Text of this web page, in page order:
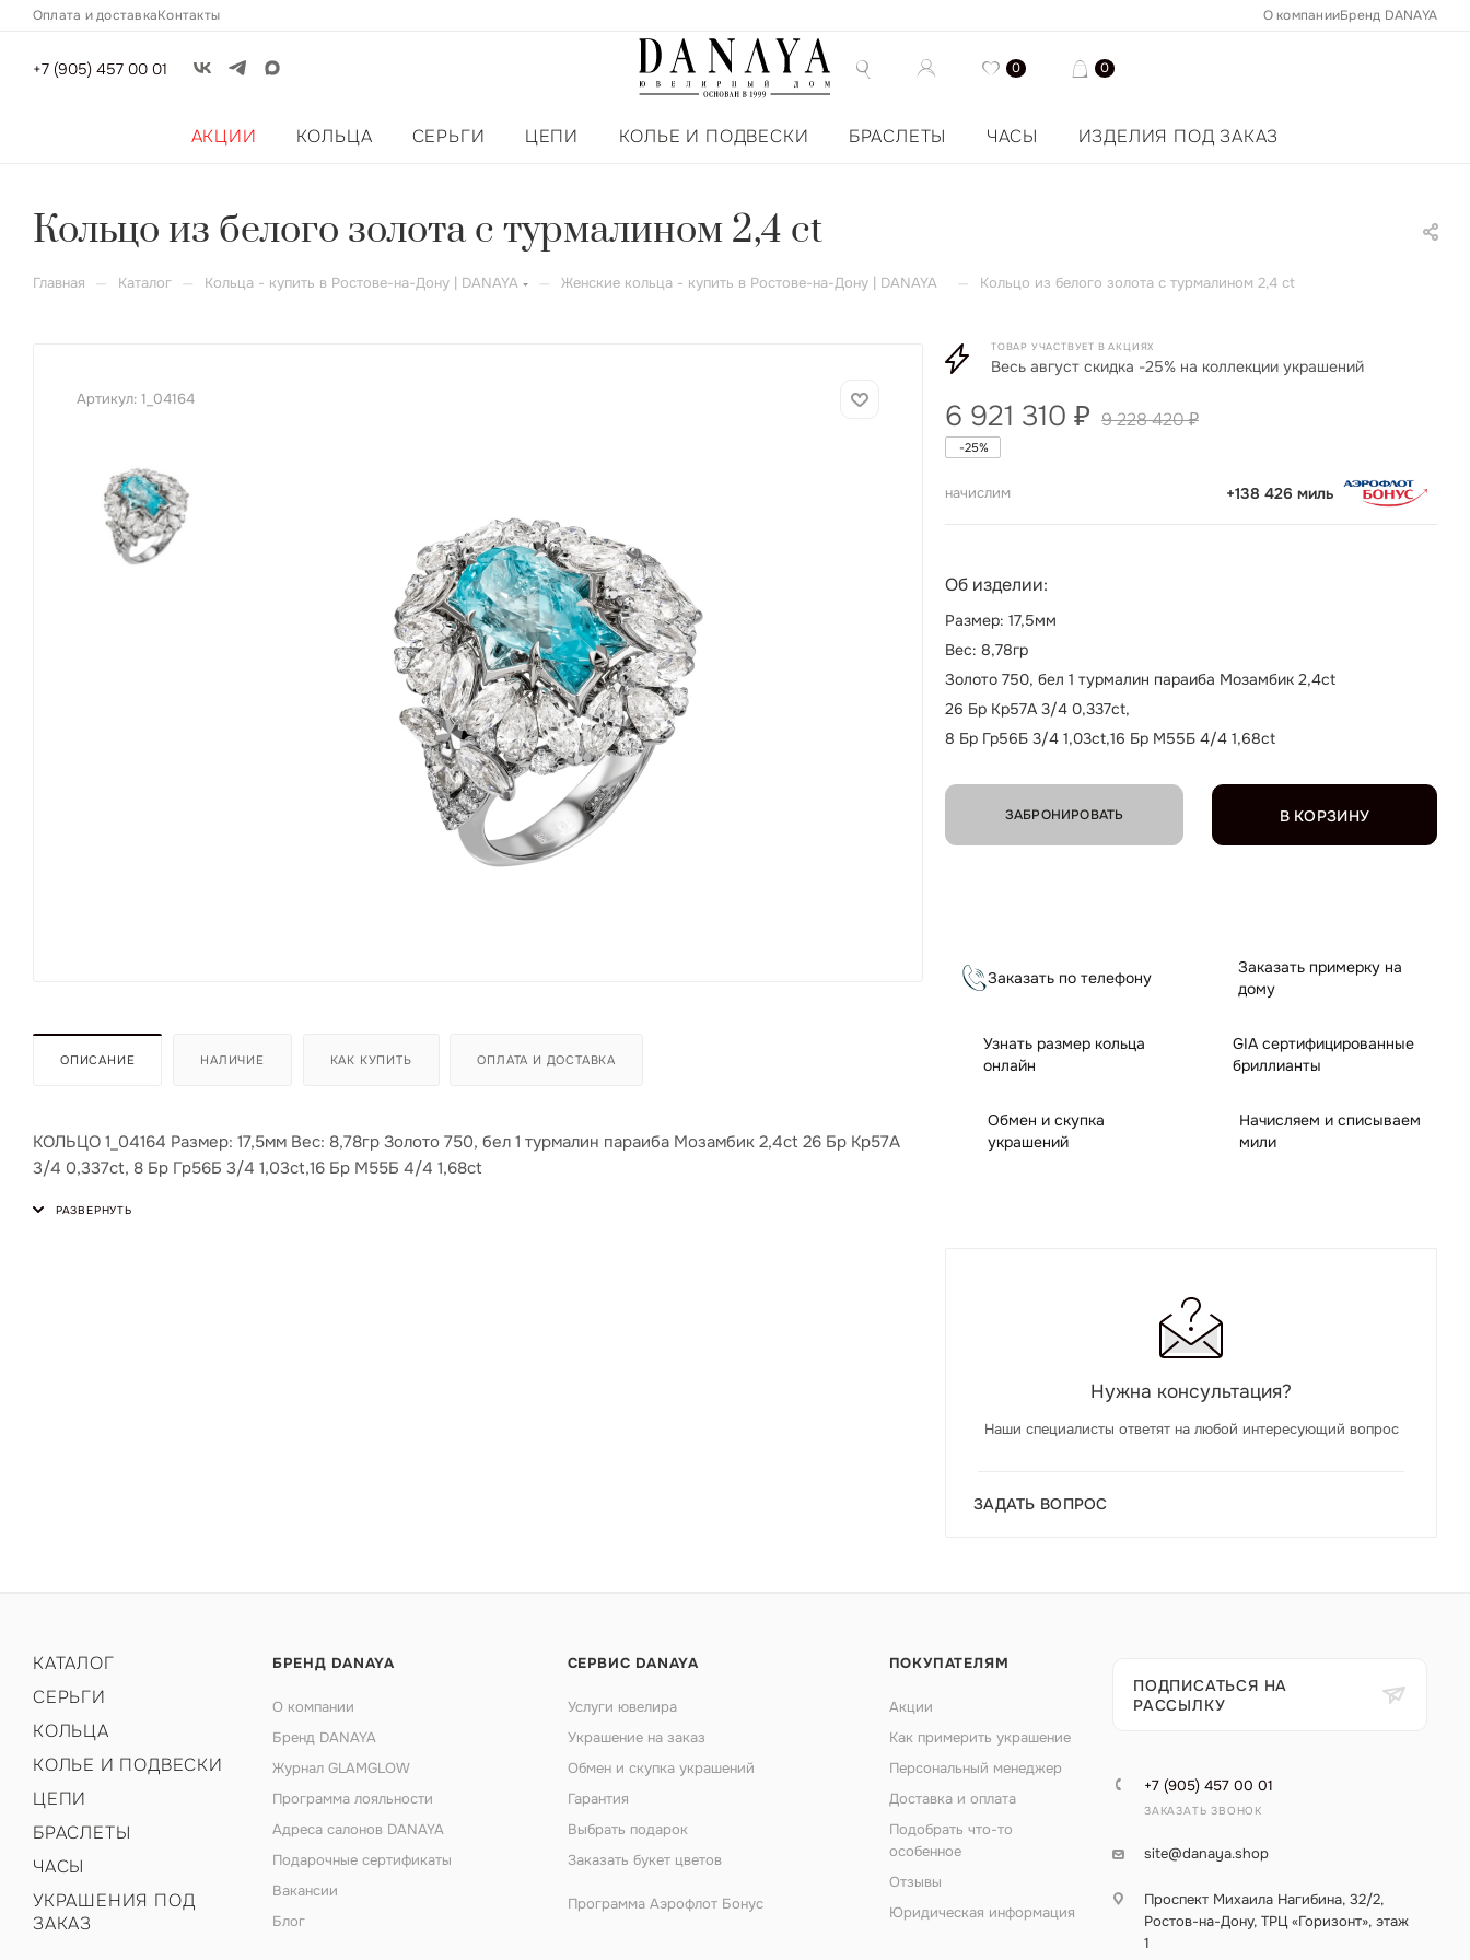
Оплата и доставкаКонтакты О компанииБренд DANAYA
+7 (905) 457 00 01 0 0
АКЦИИ КОЛЬЦА СЕРЬГИ ЦЕПИ КОЛЬЕ И ПОДВЕСКИ БРАСЛЕТЫ ЧАСЫ ИЗДЕЛИЯ ПОД ЗАКАЗ
Кольцо из белого золота с турмалином 2,4 ct
Главная — Каталог — Кольца - купить в Ростове-на-Дону | DANAYA — Женские кольца - купить в Ростове-на-Дону | DANAYA — Кольцо из белого золота с турмалином 2,4 ct
Артикул: 1_04164
ОПИСАНИЕ НАЛИЧИЕ КАК КУПИТЬ ОПЛАТА И ДОСТАВКА
КОЛЬЦО 1_04164 Размер: 17,5мм Вес: 8,78гр Золото 750, бел 1 турмалин параиба Мозамбик 2,4ct 26 Бр Кр57А
3/4 0,337ct, 8 Бр Гр56Б 3/4 1,03ct,16 Бр М55Б 4/4 1,68ct
ТОВАР УЧАСТВУЕТ В АКЦИЯХ
Весь август скидка -25% на коллекции украшений
6 921 310 ₽ 9 228 420₽
-25%
начислим +138 426 миль
В КОРЗИНУ
Об изделии:
Размер: 17,5мм
Вес: 8,78гр
Золото 750, бел 1 турмалин параиба Мозамбик 2,4ct
26 Бр Кр57А 3/4 0,337ct,
8 Бр Гр56Б 3/4 1,03ct,16 Бр М55Б 4/4 1,68ct
ЗАБРОНИРОВАТЬ
Заказать по телефону
Заказать примерку на
дому
Узнать размер кольца
онлайн
GIA сертифицированные
бриллианты
Обмен и скупка
украшений
Начисляем и списываем
мили
Нужна консультация?
Наши специалисты ответят на любой интересующий вопрос
ЗАДАТЬ ВОПРОС
КАТАЛОГ
СЕРЬГИ
КОЛЬЦА
КОЛЬЕ И ПОДВЕСКИ
ЦЕПИ
БРАСЛЕТЫ
ЧАСЫ
УКРАШЕНИЯ ПОД
ЗАКАЗ
БРЕНД DANAYA
О компании
Бренд DANAYA
Журнал GLAMGLOW
Программа лояльности
Адреса салонов DANAYA
Подарочные сертификаты
Вакансии
Блог
СЕРВИС DANAYA
Услуги ювелира
Украшение на заказ
Обмен и скупка украшений
Гарантия
Выбрать подарок
Заказать букет цветов
Программа Аэрофлот Бонус
ПОКУПАТЕЛЯМ
Акции
Как примерить украшение
Персональный менеджер
Доставка и оплата
Подобрать что-то
особенное
Отзывы
Юридическая информация
ПОДПИСАТЬСЯ НА
РАССЫЛКУ
+7 (905) 457 00 01
ЗАКАЗАТЬ ЗВОНОК
site@danaya.shop
Проспект Михаила Нагибина, 32/2,
Ростов-на-Дону, ТРЦ «Горизонт», этаж
1